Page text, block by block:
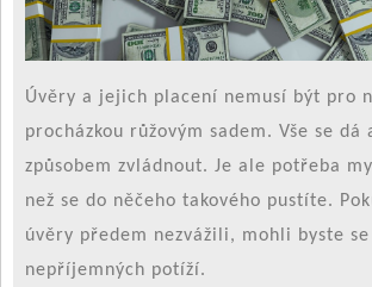
Úvěry a jejich placení nemusí být pro
procházkou růžovým sadem. Vše se dá
způsobem zvládnout. Je ale potřeba
než se do něčeho takového pustíte.
úvěry předem nezvážili, mohli byste
nepříjemných potíží.